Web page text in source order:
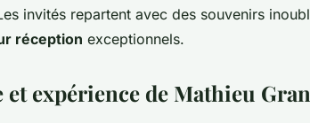
invités repartent avec des souvenirs
réception exceptionnels.
et expérience de Mathieu